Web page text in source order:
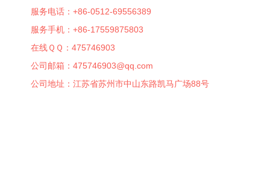
服务电话：+86-0512-69556389
服务手机：+86-17559875803
在线ＱＱ： 475746903
公司邮箱：475746903@qq.com
公司地址：江苏省苏州市中山东路凯马广场88号